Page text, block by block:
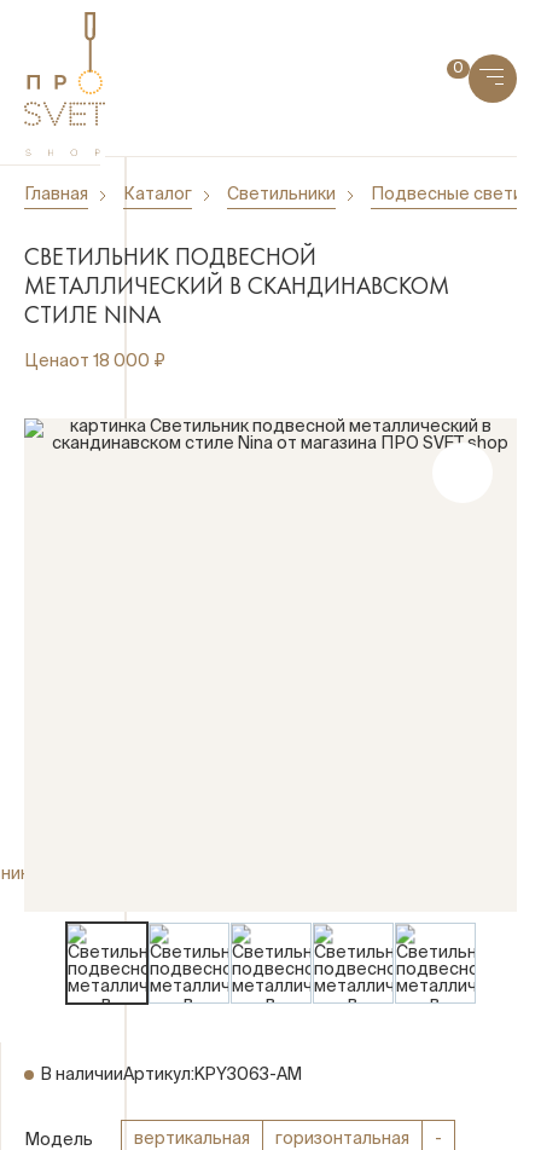
0
Главная Каталог Светильники Подвесные
СВЕТИЛЬНИК ПОДВЕСНОЙ
МЕТАЛЛИЧЕСКИЙ В СКАНДИНАВСКОМ
СТИЛЕ NINA
Ценаот 18 000 ₽
В наличииАртикул: KPY3063-AM
Модель вертикальная горизонтальная -